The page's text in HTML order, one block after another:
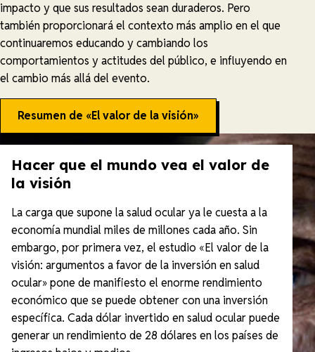
impacto y que sus resultados sean duraderos. Pero
también proporcionará el contexto más amplio en el que
continuaremos educando y cambiando los
comportamientos y actitudes del público, e influyendo en
el cambio más allá del evento.
Resumen de «El valor de la visión»
Hacer que el mundo vea el valor de
la visión
La carga que supone la salud ocular ya le cuesta a la
economía mundial miles de millones cada año. Sin
embargo, por primera vez, el estudio «El valor de la
visión: argumentos a favor de la inversión en salud
ocular» pone de manifiesto el enorme rendimiento
económico que se puede obtener con una inversión
específica. Cada dólar invertido en salud ocular puede
generar un rendimiento de 28 dólares en los países de